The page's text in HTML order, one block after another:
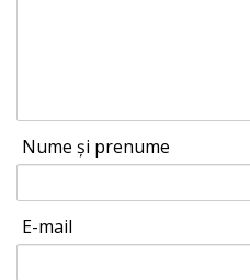
Nume și prenume
E-mail